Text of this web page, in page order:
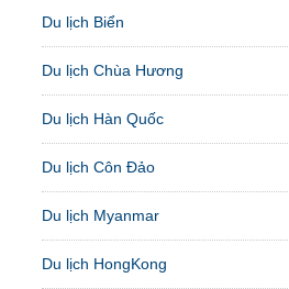
Du lịch Biển
Du lịch Chùa Hương
Du lịch Hàn Quốc
Du lịch Côn Đảo
Du lịch Myanmar
Du lịch HongKong